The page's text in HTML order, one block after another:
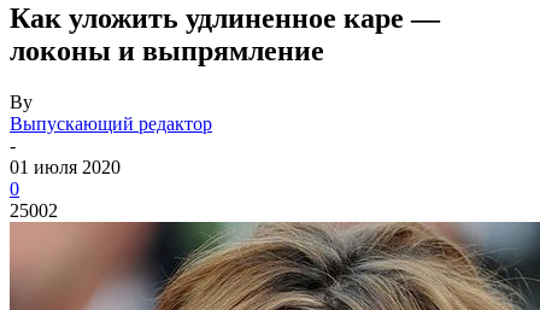
Как уложить удлиненное каре —
локоны и выпрямление
By
Выпускающий редактор
-
01 июля 2020
0
25002